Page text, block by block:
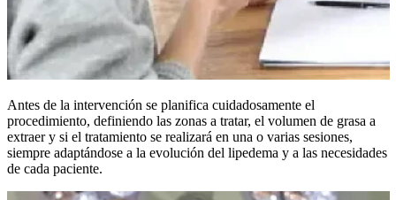
Antes de la intervención se planifica cuidadosamente el
procedimiento, definiendo las zonas a tratar, el volumen de grasa a
extraer y si el tratamiento se realizará en una o varias sesiones,
siempre adaptándose a la evolución del lipedema y a las necesidades
de cada paciente.